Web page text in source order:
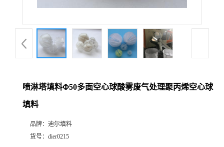
喷淋塔填料Φ50多面空心球酸雾废气处理聚丙烯空心球
填料
品牌： 迪尔填料
货号： dier0215